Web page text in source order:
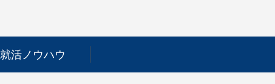
就活ノウハウ